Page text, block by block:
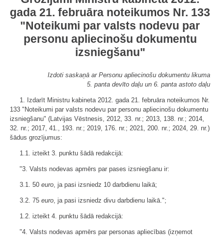
gada 21. februāra noteikumos Nr. 133
"Noteikumi par valsts nodevu par
personu apliecinošu dokumentu
izsniegšanu"
Izdoti saskaņā ar Personu apliecinošu dokumentu likuma
5. panta devīto daļu un 6. panta astoto daļu
1. Izdarīt Ministru kabineta 2012. gada 21. februāra noteikumos Nr.
133 "Noteikumi par valsts nodevu par personu apliecinošu dokumentu
izsniegšanu" (Latvijas Vēstnesis, 2012, 33. nr.; 2013, 138. nr.; 2014,
32. nr.; 2017, 41., 193. nr.; 2019, 176. nr.; 2021, 200. nr.; 2024, 29. nr.)
šādus grozījumus:
1.1. izteikt 3. punktu šādā redakcijā:
"3. Valsts nodevas apmērs par pases izsniegšanu ir:
3.1. 50 euro, ja pasi izsniedz 10 darbdienu laikā;
3.2. 75 euro, ja pasi izsniedz divu darbdienu laikā.";
1.2. izteikt 4. punktu šādā redakcijā:
"4. Valsts nodevas apmērs par personas apliecības (izņemot